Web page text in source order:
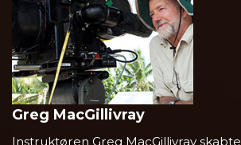
Greg MacGillivray
Instruktøren Greg MacGillivray skabte